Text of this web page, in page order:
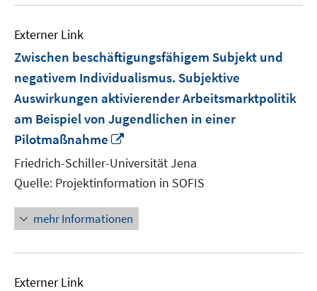
Externer Link
Zwischen beschäftigungsfähigem Subjekt und
negativem Individualismus. Subjektive
Auswirkungen aktivierender Arbeitsmarktpolitik
am Beispiel von Jugendlichen in einer
Pilotmaßnahme
neuem
Fenster
öffnen
Friedrich-Schiller-Universität Jena
Quelle: Projektinformation in SOFIS
mehr Informationen
Externer Link